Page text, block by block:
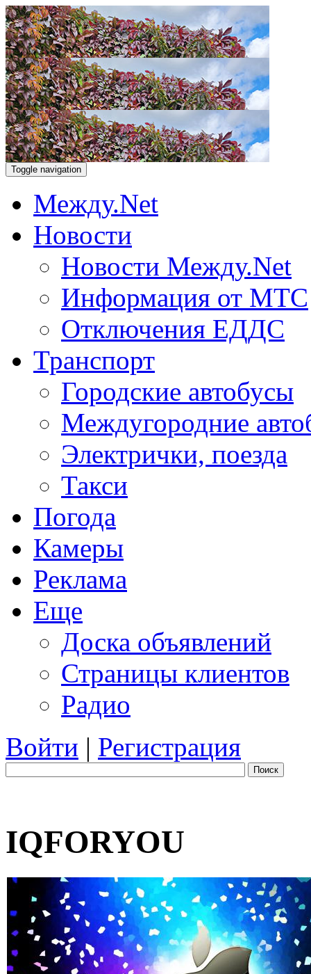
Toggle navigation
Между.Net
Новости
Новости Между.Net
Информация от МТС
Отключения ЕДДС
Транспорт
Городские автобусы
Междугородние
Электрички, поезда
Такси
Погода
Камеры
Реклама
Еще
Доска объявлений
Страницы клиентов
Радио
Войти | Регистрация
Поиск
IQFORYOU